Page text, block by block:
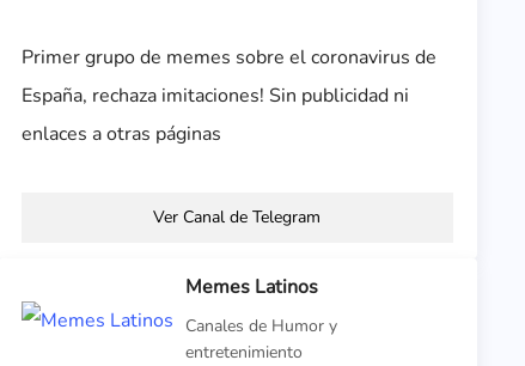
Primer grupo de memes sobre el coronavirus de
España, rechaza imitaciones! Sin publicidad ni
enlaces a otras páginas
Ver Canal de Telegram
Memes Latinos
Canales de Humor y
entretenimiento